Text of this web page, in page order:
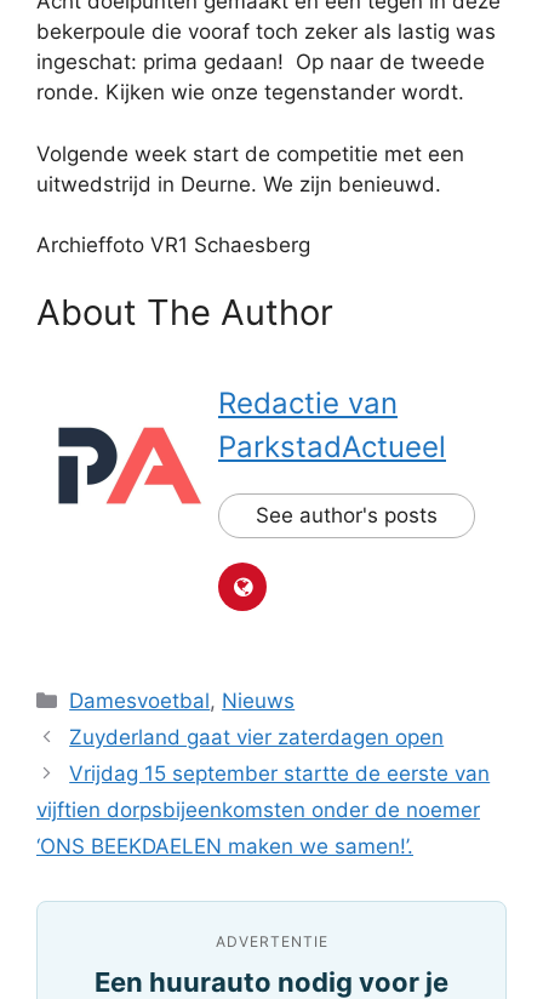
bekerpoule die vooraf toch zeker als lastig was
ingeschat: prima gedaan! Op naar de tweede
ronde. Kijken wie onze tegenstander wordt.
Volgende week start de competitie met een
uitwedstrijd in Deurne. We zijn benieuwd.
Archieffoto VR1 Schaesberg
About The Author
Redactie van
ParkstadActueel
See author's posts
Categorieën
Damesvoetbal, Nieuws
Zuyderland gaat vier zaterdagen open
Vrijdag 15 september startte de eerste van
vijftien dorpsbijeenkomsten onder de noemer
‘ONS BEEKDAELEN maken we samen!’.
ADVERTENTIE
Een huurauto nodig voor je